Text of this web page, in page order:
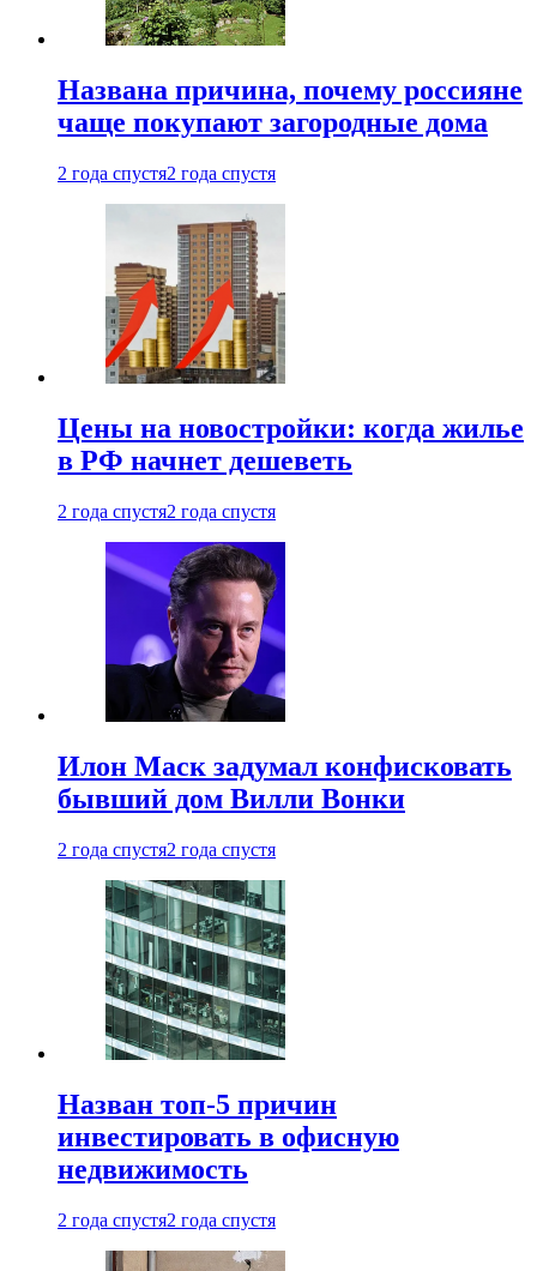
Названа причина, почему россияне
чаще покупают загородные дома
2 года спустя2 года спустя
Цены на новостройки: когда жилье
в РФ начнет дешеветь
2 года спустя2 года спустя
Илон Маск задумал конфисковать
бывший дом Вилли Вонки
2 года спустя2 года спустя
Назван топ-5 причин
инвестировать в офисную
недвижимость
2 года спустя2 года спустя